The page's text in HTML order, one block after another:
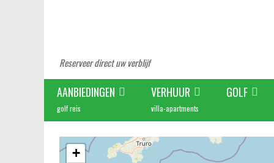
Reserveer direct uw verblijf
AANBIEDINGEN
golf reis
VERHUUR
villa-apartments
GOLF
+